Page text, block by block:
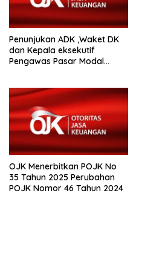
Penunjukan ADK ,Waket DK
dan Kepala eksekutif
Pengawas Pasar Modal
OJK Menerbitkan POJK No
35 Tahun 2025 Perubahan
POJK Nomor 46 Tahun 2024